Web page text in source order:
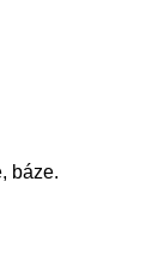
báze.